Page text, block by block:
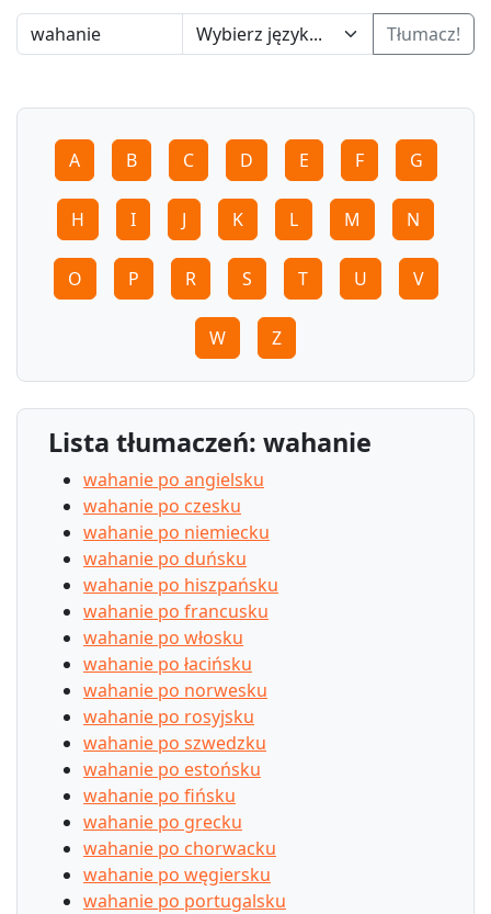
Tłumacz!
A B C D E F G
H I J K L M N
O P R S T U V
W Z
Lista tłumaczeń: wahanie
wahanie po angielsku
wahanie po czesku
wahanie po niemiecku
wahanie po duńsku
wahanie po hiszpańsku
wahanie po francusku
wahanie po włosku
wahanie po łacińsku
wahanie po norwesku
wahanie po rosyjsku
wahanie po szwedzku
wahanie po estońsku
wahanie po fińsku
wahanie po grecku
wahanie po chorwacku
wahanie po węgiersku
wahanie po portugalsku